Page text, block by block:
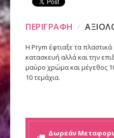
ΠΕΡΙΓΡΑΦΗ
Η Prym έφτιαξε τα
κατασκευή αλλά και την
μαύρο χρώμα και μέγεθος
10 τεμάχια.
Δωρεάν